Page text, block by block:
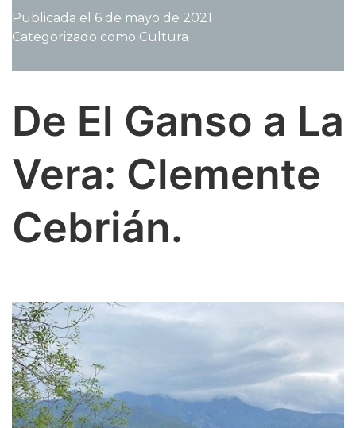
cabras.
Publicada el 6 de mayo de 2021
Categorizado como Cultura
De El Ganso a La
Vera: Clemente
Cebrián.